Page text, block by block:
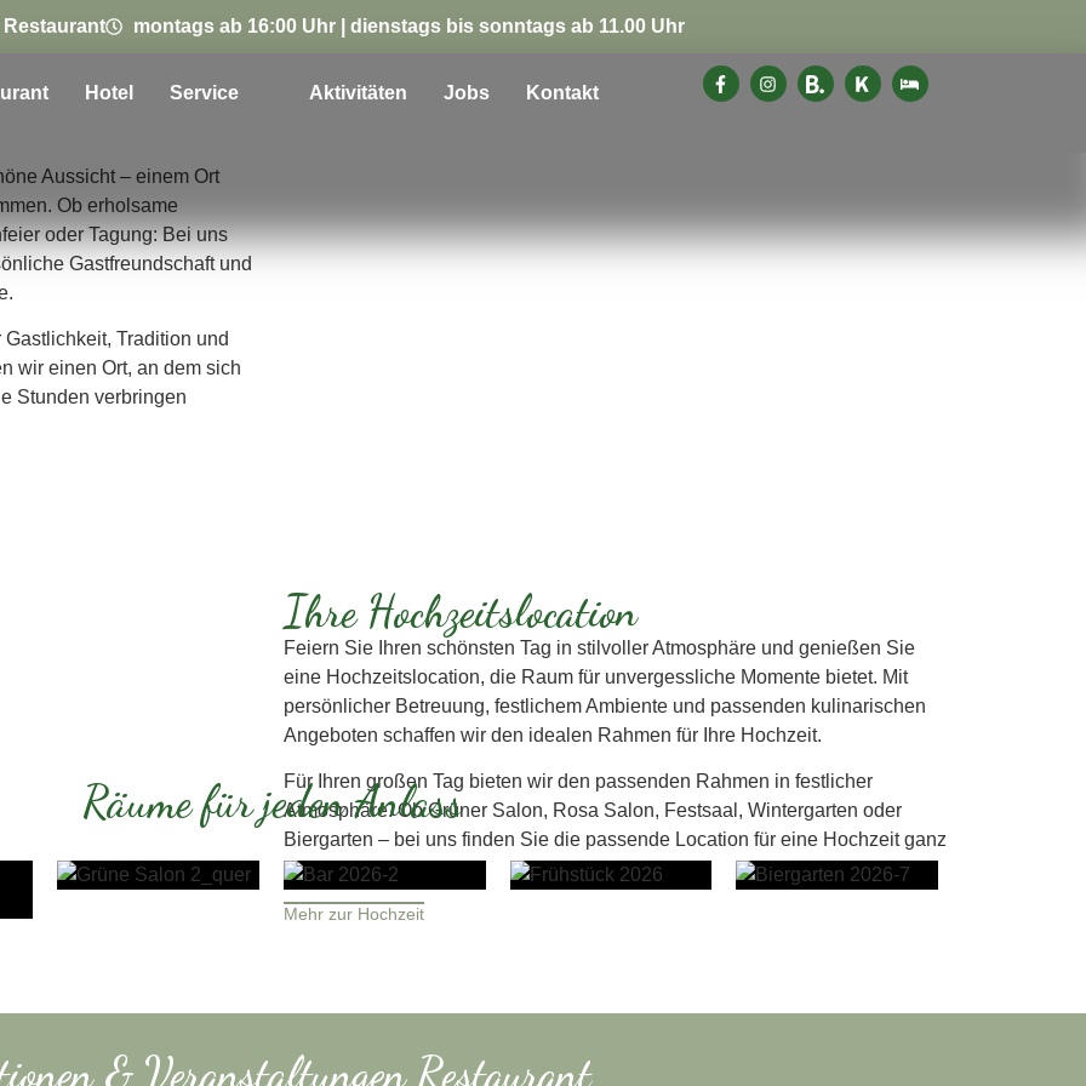
montags ab 16:00 Uhr | dienstags bis sonntags ab 11.00 Uhr
Hotel Service Aktivitäten Jobs Kontakt
Aussicht – einem Ort
Ob erholsame
oder Tagung: Bei uns
Gastfreundschaft und
Tradition und
wir einen Ort, an dem sich
Stunden verbringen
Ihre Hochzeitslocation
Feiern Sie Ihren schönsten Tag in stilvoller Atmosphäre und genießen Sie
eine Hochzeitslocation, die Raum für unvergessliche Momente bietet. Mit
persönlicher Betreuung, festlichem Ambiente und passenden kulinarischen
Angeboten schaffen wir den idealen Rahmen für Ihre Hochzeit.
Für Ihren großen Tag bieten wir den passenden Rahmen in festlicher
Atmosphäre. Ob Grüner Salon, Rosa Salon, Festsaal, Wintergarten oder
Biergarten – bei uns finden Sie die passende Location für eine Hochzeit ganz
nach Ihren Wünschen.
Mehr zur Hochzeit
Räume für jeden Anlass
& Veranstaltungen Restaurant